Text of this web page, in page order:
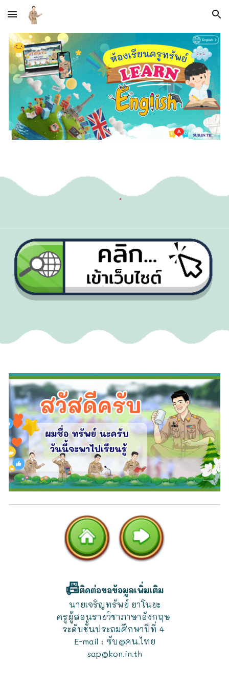
Skip to main content Skip to navigation
📠ติดต่อขอข้อมูลเพิ่มเติม
นายเจริญทรัพย์ ยาโนยะ
ครูผู้สอนรายวิชาภาษาอังกฤษ
ระดับชั้นประถมศึกษาปีที่ 4
E-mail : ซับ@คน.ไทย
sap@kon.in.th